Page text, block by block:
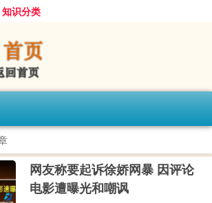
知识分类
网友称要起诉徐娇网暴 因评论
电影遭曝光和嘲讽